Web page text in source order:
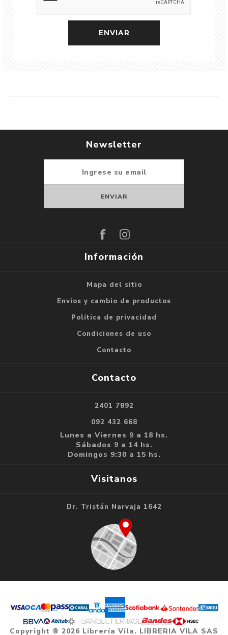
Newsletter
Información
Mapa del sitio
Envíos y cambio de productos
Política de privacidad
Condiciones de uso
Contacto
Contacto
2401 7892
092 432 668
Lunes a Viernes 9 a 18 hs.
Sábados 9 a 14 hs.
Domingos 9:30 a 15 hs.
Visitanos
Dr. Tristán Narvaja 1642
Copyright ® 2026 Librería Vila. LIBRERIA VILA SAS